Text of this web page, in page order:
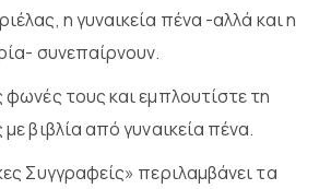
η γυναικεία πένα -αλλά και η
συνεπαίρνουν.
φωνές τους και εμπλουτίστε τη
βιβλία από γυναικεία πένα.
Συγγραφείς» περιλαμβάνει τα